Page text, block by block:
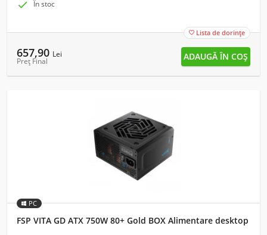
 În stoc
 Lista de dorințe
657,90 Lei
Preț Final
PC
FSP VITA GD ATX 750W 80+ Gold BOX Alimentare desktop